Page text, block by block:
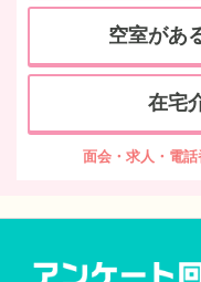
空室があ
在宅
面会・求人・電話